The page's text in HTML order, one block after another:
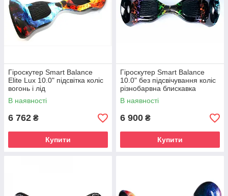
Гіроскутер Smart Balance
Elite Lux 10.0" підсвітка коліс
вогонь і лід
В наявності
6 762 ₴
Купити
Гіроскутер Smart Balance
10.0" без підсвічування коліс
різнобарвна блискавка
Bluetooth
В наявності
6 900 ₴
Купити